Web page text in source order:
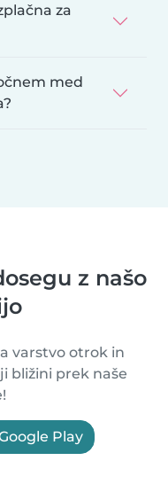
za
med
z našo
varstvo otrok in
bližini prek naše
Play